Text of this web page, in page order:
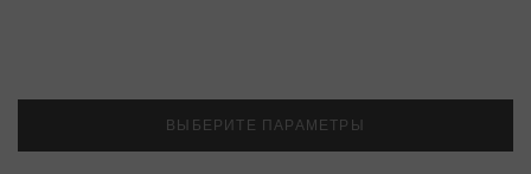
ВЫБЕРИТЕ ПАРАМЕТРЫ